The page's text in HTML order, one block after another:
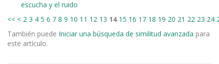
escucha y el ruido
<< < 2 3 4 5 6 7 8 9 10 11 12 13 14 15 16 17 18 19 20 21 22 23 24
También puede Iniciar una búsqueda de similitud avanzada para
este artículo.